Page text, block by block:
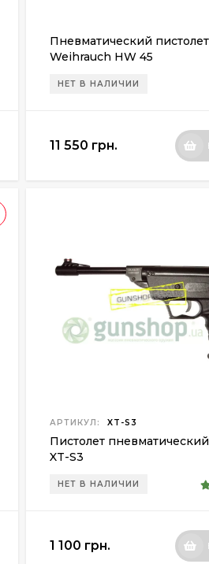
Пневматический пистолет
Weihrauch HW 45
НЕТ В НАЛИЧИИ
11 550 грн.
АРТИКУЛ: XT-S3
Пистолет пневматический
XT-S3
НЕТ В НАЛИЧИИ
1 100 грн.